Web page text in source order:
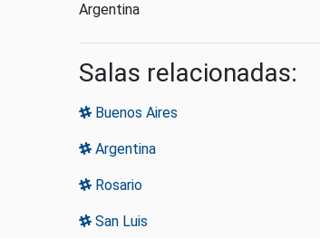
Argentina
Salas relacionadas:
Buenos Aires
Argentina
Rosario
San Luis